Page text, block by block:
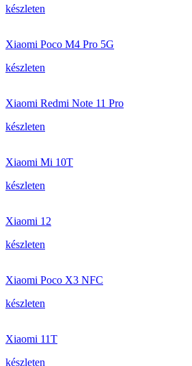
készleten
Xiaomi Poco M4 Pro 5G
készleten
Xiaomi Redmi Note 11 Pro
készleten
Xiaomi Mi 10T
készleten
Xiaomi 12
készleten
Xiaomi Poco X3 NFC
készleten
Xiaomi 11T
készleten